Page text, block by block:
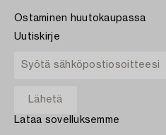
Ostaminen huutokaupassa
Uutiskirje
Lataa sovelluksemme